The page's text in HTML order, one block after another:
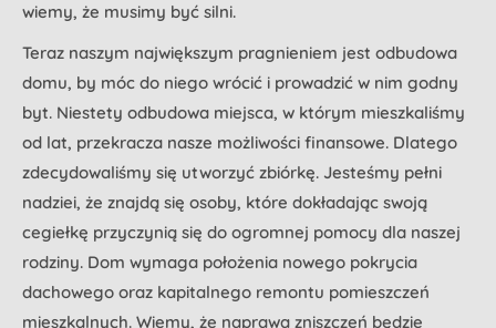
wiemy, że musimy być silni.
Teraz naszym największym pragnieniem jest odbudowa
domu, by móc do niego wrócić i prowadzić w nim godny
byt. Niestety odbudowa miejsca, w którym mieszkaliśmy
od lat, przekracza nasze możliwości finansowe. Dlatego
zdecydowaliśmy się utworzyć zbiórkę. Jesteśmy pełni
nadziei, że znajdą się osoby, które dokładając swoją
cegiełkę przyczynią się do ogromnej pomocy dla naszej
rodziny. Dom wymaga położenia nowego pokrycia
dachowego oraz kapitalnego remontu pomieszczeń
mieszkalnych. Wiemy, że naprawa zniszczeń będzie